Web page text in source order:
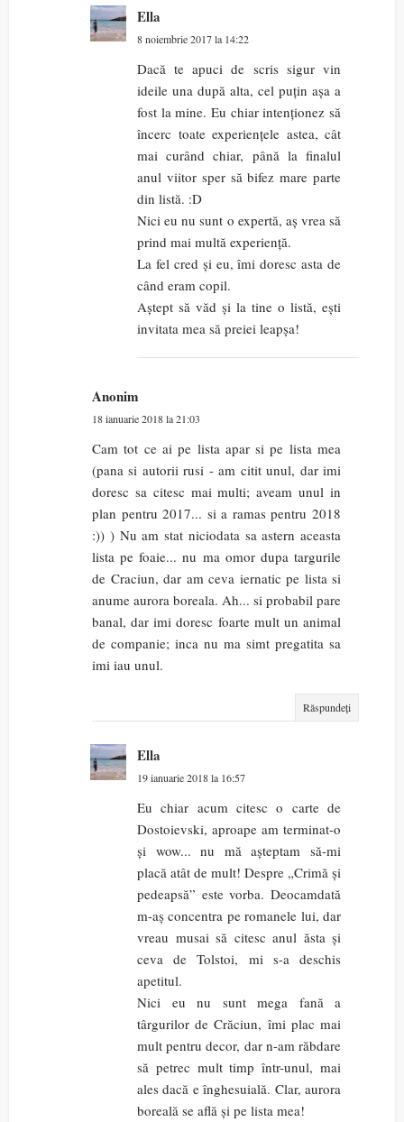
Ella
8 noiembrie 2017 la 14:22
Dacă te apuci de scris sigur vin
ideile una după alta, cel puțin așa a
fost la mine. Eu chiar intenționez să
încerc toate experiențele astea, cât
mai curând chiar, până la finalul
anul viitor sper să bifez mare parte
din listă. :D
Nici eu nu sunt o expertă, aș vrea să
prind mai multă experiență.
La fel cred și eu, îmi doresc asta de
când eram copil.
Aștept să văd și la tine o listă, ești
invitata mea să preiei leapșa!
Anonim
18 ianuarie 2018 la 21:03
Cam tot ce ai pe lista apar si pe lista mea
(pana si autorii rusi - am citit unul, dar imi
doresc sa citesc mai multi; aveam unul in
plan pentru 2017... si a ramas pentru 2018
:)) ) Nu am stat niciodata sa astern aceasta
lista pe foaie... nu ma omor dupa targurile
de Craciun, dar am ceva iernatic pe lista si
anume aurora boreala. Ah... si probabil pare
banal, dar imi doresc foarte mult un animal
de companie; inca nu ma simt pregatita sa
imi iau unul.
Răspundeți
Ella
19 ianuarie 2018 la 16:57
Eu chiar acum citesc o carte de
Dostoievski, aproape am terminat-o
și wow... nu mă așteptam să-mi
placă atât de mult! Despre „Crimă și
pedeapsă” este vorba. Deocamdată
m-aș concentra pe romanele lui, dar
vreau musai să citesc anul ăsta și
ceva de Tolstoi, mi s-a deschis
apetitul.
Nici eu nu sunt mega fană a
târgurilor de Crăciun, îmi plac mai
mult pentru decor, dar n-am răbdare
să petrec mult timp într-unul, mai
ales dacă e înghesuială. Clar, aurora
boreală se află și pe lista mea!